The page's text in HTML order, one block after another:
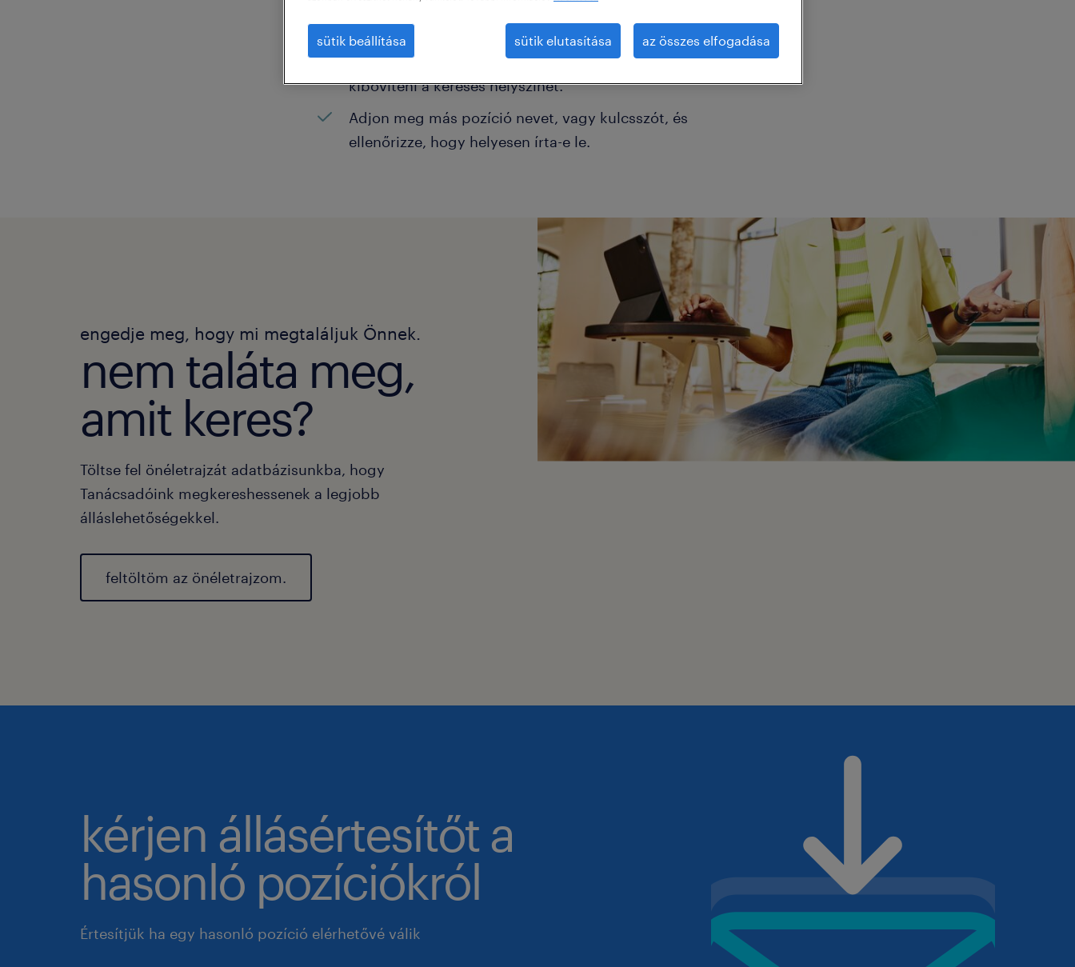
Néhány szűrőt el kell távolítani.
Konkrét helyszínen keresett pozíciókat? Próbálja meg
kibővíteni a keresés helyszínét.
Adjon meg más pozíció nevet, vagy kulcsszót, és
ellenőrizze, hogy helyesen írta-e le.
engedje meg, hogy mi megtaláljuk Önnek.
nem taláta meg,
amit keres?
Töltse fel önéletrajzát adatbázisunkba, hogy
Tanácsadóink megkereshessenek a legjobb
álláslehetőségekkel.
feltöltöm az önéletrajzom.
kérjen állásértesítőt a
hasonló pozíciókról
Értesítjük ha egy hasonló pozíció elérhetővé válik
sütik beállítása sütik elutasítása az összes elfogadása